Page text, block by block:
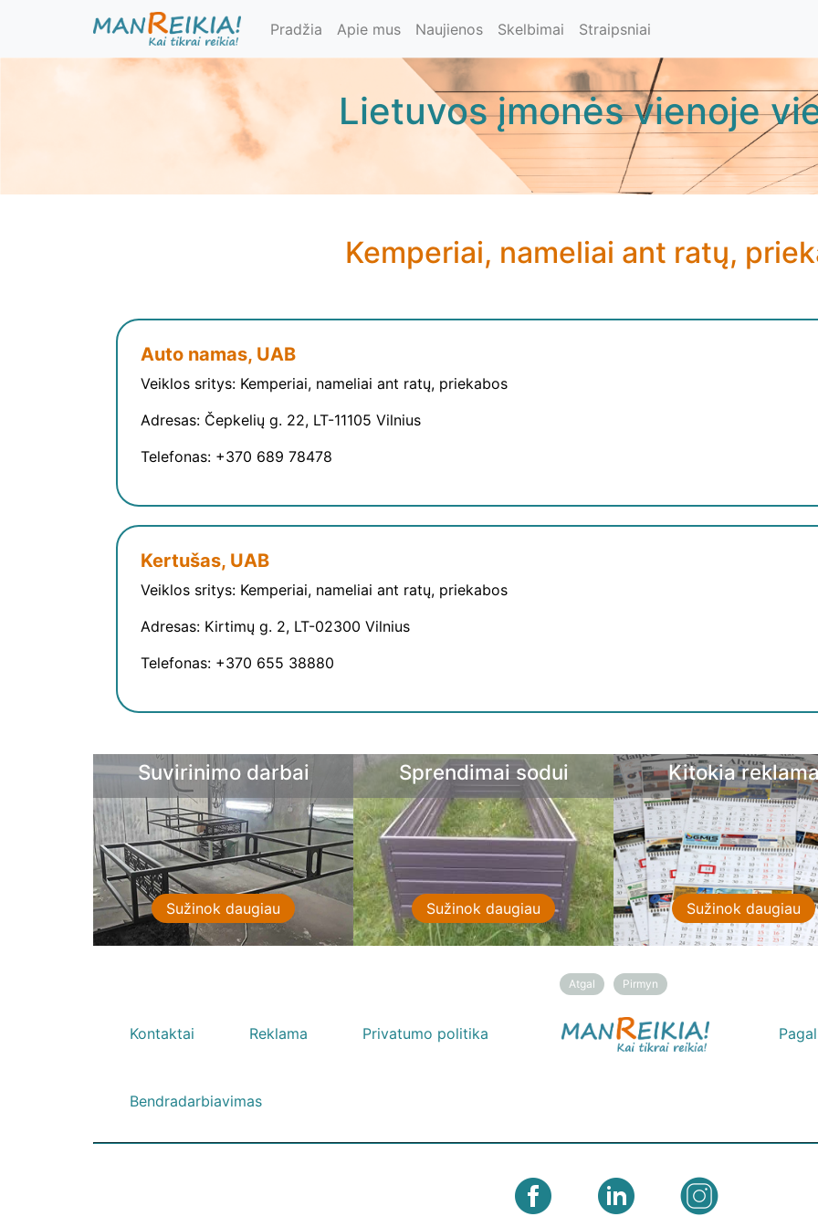
pagrindinį
Pradžia Apie mus Naujienos Skelbimai Straipsniai
Lietuvos įmonės vienoje
Kemperiai, nameliai ant ratų,
Auto namas, UAB
Veiklos sritys: Kemperiai, nameliai ant ratų, priekabos
Adresas: Čepkelių g. 22, LT-11105 Vilnius
Telefonas: +370 689 78478
Kertušas, UAB
Veiklos sritys: Kemperiai, nameliai ant ratų, priekabos
Adresas: Kirtimų g. 2, LT-02300 Vilnius
Telefonas: +370 655 38880
Suvirinimo darbai
Sužinok daugiau
Sprendimai sodui
Sužinok daugiau
Kitokia
Sužinok daugiau
Atgal Pirmyn
Kontaktai Reklama Privatumo politika
Bendradarbiavimas